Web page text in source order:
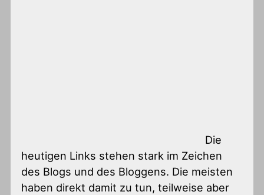
Die
heutigen Links stehen stark im Zeichen
des Blogs und des Bloggens. Die meisten
haben direkt damit zu tun, teilweise aber